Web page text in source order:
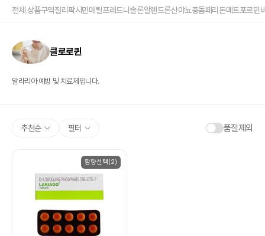
전체 상품구역질리팍시민메틸프레드니솔론알렌드론산야뇨증돔페리돈메트포르민
클로로퀸
말라리아 예방 및 치료제입니다.
추천순 필터 품절제외
함량선택(2)